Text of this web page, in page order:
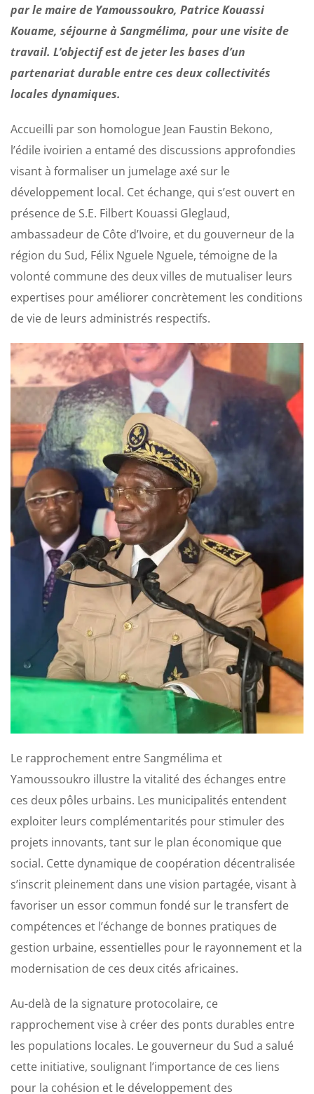
par le maire de Yamoussoukro, Patrice Kouassi
Kouame, séjourne à Sangmélima, pour une visite de
travail. L’objectif est de jeter les bases d’un
partenariat durable entre ces deux collectivités
locales dynamiques.
Accueilli par son homologue Jean Faustin Bekono,
l’édile ivoirien a entamé des discussions approfondies
visant à formaliser un jumelage axé sur le
développement local. Cet échange, qui s’est ouvert en
présence de S.E. Filbert Kouassi Gleglaud,
ambassadeur de Côte d’Ivoire, et du gouverneur de la
région du Sud, Félix Nguele Nguele, témoigne de la
volonté commune des deux villes de mutualiser leurs
expertises pour améliorer concrètement les conditions
de vie de leurs administrés respectifs.
Le rapprochement entre Sangmélima et
Yamoussoukro illustre la vitalité des échanges entre
ces deux pôles urbains. Les municipalités entendent
exploiter leurs complémentarités pour stimuler des
projets innovants, tant sur le plan économique que
social. Cette dynamique de coopération décentralisée
s’inscrit pleinement dans une vision partagée, visant à
favoriser un essor commun fondé sur le transfert de
compétences et l’échange de bonnes pratiques de
gestion urbaine, essentielles pour le rayonnement et la
modernisation de ces deux cités africaines.
Au-delà de la signature protocolaire, ce
rapprochement vise à créer des ponts durables entre
les populations locales. Le gouverneur du Sud a salué
cette initiative, soulignant l’importance de ces liens
pour la cohésion et le développement des